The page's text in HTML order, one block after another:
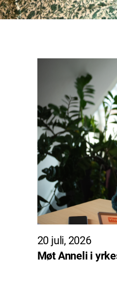
20 juli, 2026
Møt Anneli i